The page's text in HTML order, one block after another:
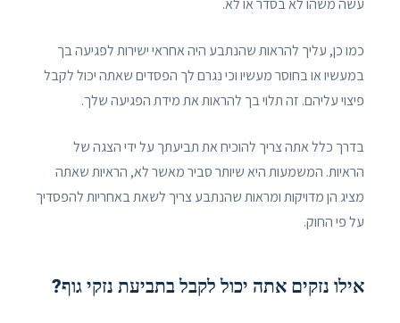
כמו כן, עליך להראות שהנתבע היה אחראי ישירות לפגיעה בך
במעשיו או בחוסר מעשיו וכי נגרם לך הפסדים שאתה יכול לקבל
פיצוי עליהם. זה תלוי בך להראות את מידת הפגיעה שלך.
בדרך כלל אתה צריך להוכיח את תביעתך על ידי הצגה של
הראיות. המשמעות היא שיותר סביר מאשר לא, הראיות שאתה
מציג הן מדויקות ומראות שהנתבע צריך לשאת באחריות להפסדיך
על פי החוק.
אילו נזקים אתה יכול לקבל בתביעת נזקי גוף?